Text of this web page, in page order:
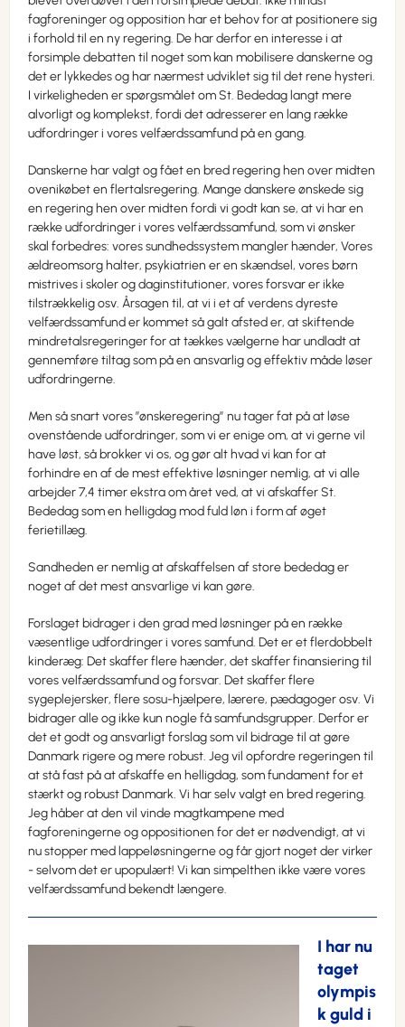
fagforeninger og opposition har et behov for at positionere sig
i forhold til en ny regering. De har derfor en interesse i at
forsimple debatten til noget som kan mobilisere danskerne og
det er lykkedes og har nærmest udviklet sig til det rene hysteri.
I virkeligheden er spørgsmålet om St. Bededag langt mere
alvorligt og komplekst, fordi det adresserer en lang række
udfordringer i vores velfærdssamfund på en gang.
Danskerne har valgt og fået en bred regering hen over midten
ovenikøbet en flertalsregering. Mange danskere ønskede sig
en regering hen over midten fordi vi godt kan se, at vi har en
række udfordringer i vores velfærdssamfund, som vi ønsker
skal forbedres: vores sundhedssystem mangler hænder, Vores
ældreomsorg halter, psykiatrien er en skændsel, vores børn
mistrives i skoler og daginstitutioner, vores forsvar er ikke
tilstrækkelig osv. Årsagen til, at vi i et af verdens dyreste
velfærdssamfund er kommet så galt afsted er, at skiftende
mindretalsregeringer for at tækkes vælgerne har undladt at
gennemføre tiltag som på en ansvarlig og effektiv måde løser
udfordringerne.
Men så snart vores ”ønskeregering” nu tager fat på at løse
ovenstående udfordringer, som vi er enige om, at vi gerne vil
have løst, så brokker vi os, og gør alt hvad vi kan for at
forhindre en af de mest effektive løsninger nemlig, at vi alle
arbejder 7,4 timer ekstra om året ved, at vi afskaffer St.
Bededag som en helligdag mod fuld løn i form af øget
ferietillæg.
Sandheden er nemlig at afskaffelsen af store bededag er
noget af det mest ansvarlige vi kan gøre.
Forslaget bidrager i den grad med løsninger på en række
væsentlige udfordringer i vores samfund. Det er et flerdobbelt
kinderæg: Det skaffer flere hænder, det skaffer finansiering til
vores velfærdssamfund og forsvar. Det skaffer flere
sygeplejersker, flere sosu-hjælpere, lærere, pædagoger osv. Vi
bidrager alle og ikke kun nogle få samfundsgrupper. Derfor er
det et godt og ansvarligt forslag som vil bidrage til at gøre
Danmark rigere og mere robust. Jeg vil opfordre regeringen til
at stå fast på at afskaffe en helligdag, som fundament for et
stærkt og robust Danmark. Vi har selv valgt en bred regering.
Jeg håber at den vil vinde magtkampene med
fagforeningerne og oppositionen for det er nødvendigt, at vi
nu stopper med lappeløsningerne og får gjort noget der virker
- selvom det er upopulært! Vi kan simpelthen ikke være vores
velfærdssamfund bekendt længere.
I har nu
taget
olympis
k guld i